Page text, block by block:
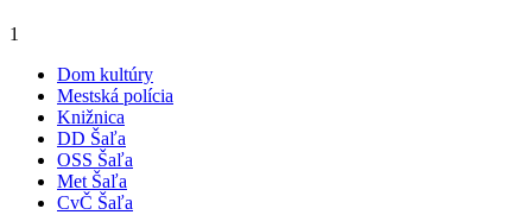
1
Dom kultúry
Mestská polícia
Knižnica
DD Šaľa
OSS Šaľa
Met Šaľa
CvČ Šaľa